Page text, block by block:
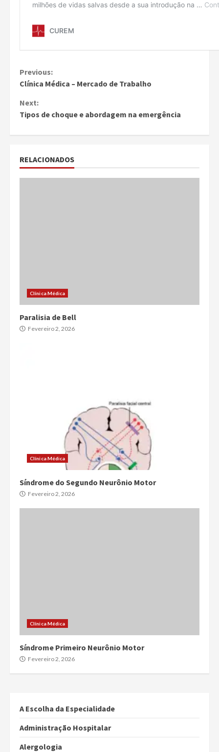
Continue
Previous:
Clínica Médica – Mercado de Trabalho
Next:
Tipos de choque e abordagem na emergência
RELACIONADOS
Clínica Médica
Paralisia de Bell
Fevereiro 2, 2026
Clínica Médica
Síndrome do Segundo Neurônio Motor
Fevereiro 2, 2026
Clínica Médica
Síndrome Primeiro Neurônio Motor
Fevereiro 2, 2026
A Escolha da Especialidade
Administração Hospitalar
Alergologia